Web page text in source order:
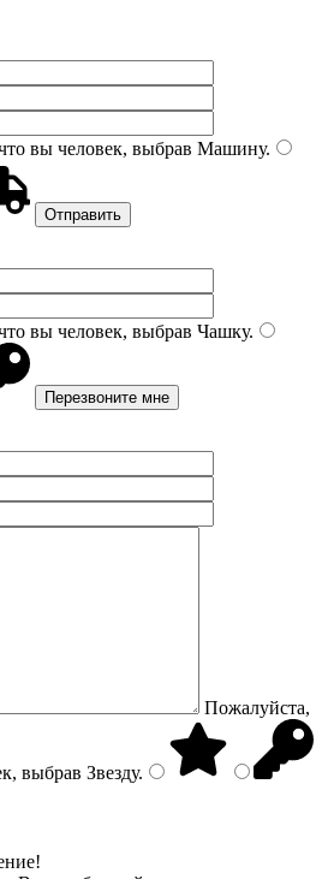
вы человек, выбрав Машину.
вы человек, выбрав Чашку.
Пожалуйста,
выбрав Звезду.